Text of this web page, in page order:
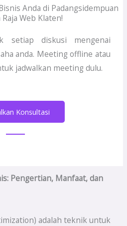
Anda di Padangsidempuan
Web Klaten!
setiap diskusi mengenai
anda. Meeting offline atau
jadwalkan meeting dulu.
Konsultasi
Pengertian, Manfaat, dan
adalah teknik untuk